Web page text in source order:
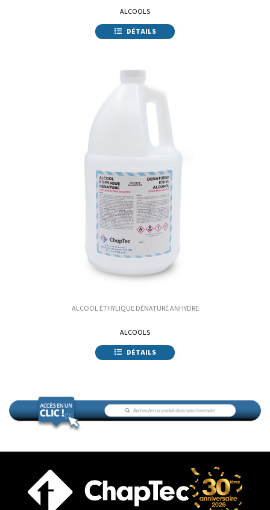
ALCOOLS
DÉTAILS
ALCOOL ÉTHYLIQUE DÉNATURÉ ANHYDRE
ALCOOLS
DÉTAILS